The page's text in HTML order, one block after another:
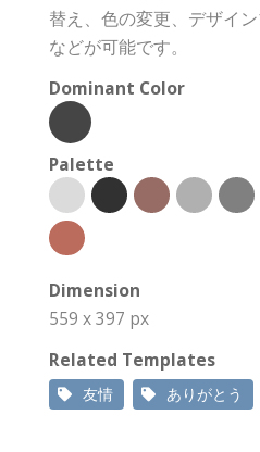
替え、色の変更、デザイ
などが可能です。
Dominant Color
Palette
Dimension
559 x 397 px
Related Templates
友情 ありがとう